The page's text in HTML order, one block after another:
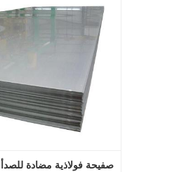
صفيحة فولاذية مضادة للصدأ